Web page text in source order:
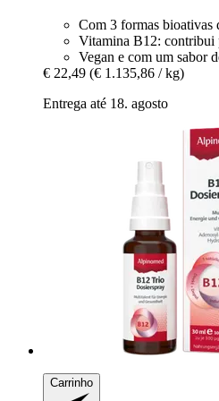
Com 3 formas bioativas
Vitamina B12: contribui
Vegan e com um sabor
€ 22,49 (€ 1.135,86 / kg)
Entrega até 18. agosto
Carrinho